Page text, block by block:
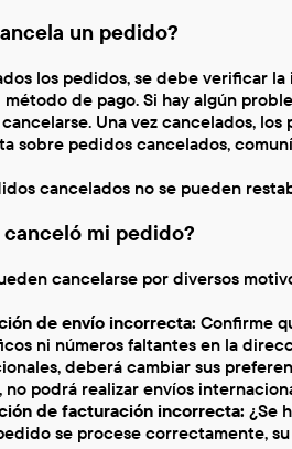
un pedido?
los pedidos, se debe verificar
de pago. Si hay algún
Una vez cancelados,
sobre pedidos cancelados,
cancelados no se pueden
canceló mi pedido?
cancelarse por diversos
de envío incorrecta: Confirme
ni números faltantes en la
deberá cambiar sus
no podrá realizar envíos
de facturación incorrecta: ¿Se
se procese correctamente,